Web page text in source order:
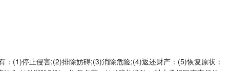
(1)停止侵害;(2)排除妨碍;(3)消除危险;(4)返还财产：(5)恢复原状：